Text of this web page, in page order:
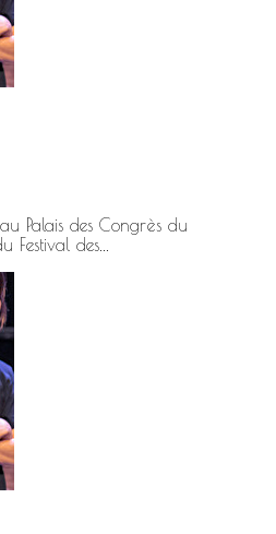
Palais des Congrès du
Festival des...